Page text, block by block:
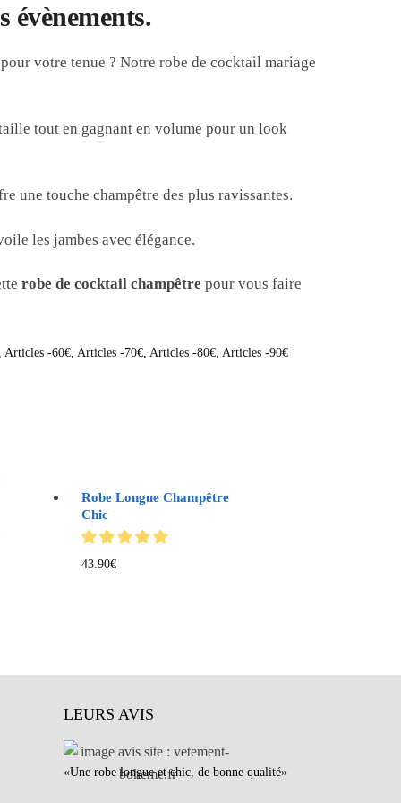
évènements.
pour votre tenue ? Notre robe de cocktail mariage
tout en gagnant en volume pour un look
une touche champêtre des plus ravissantes.
les jambes avec élégance.
robe de cocktail champêtre pour vous faire
Articles -60€ Articles -70€ Articles -80€ Articles -90€
Robe Longue Champêtre
Chic
43.90€
LEURS AVIS
«Une robe longue et chic, de bonne qualité»